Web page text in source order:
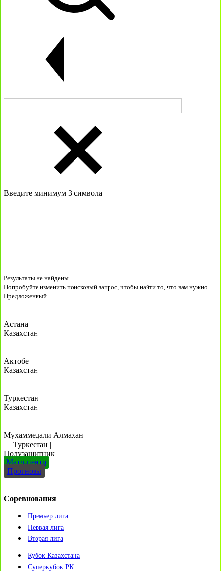
Введите минимум 3 символа
Результаты не найдены
Попробуйте изменить поисковый запрос, чтобы найти то, что вам нужно.
Предложенный
Астана
Казахстан
Актобе
Казахстан
Туркестан
Казахстан
Мухаммедали Алмахан
Туркестан |
Полузащитник
Матч-центр
Прогнозы
Соревнования
Премьер лига
Первая лига
Вторая лига
Кубок Казахстана
Суперкубок РК